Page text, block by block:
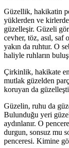
Güzellik, hakikatin
yüklerden ve
güzelleşir. Güzeli
cevher, töz, asıl, saf
yakın da ruhtur. O
haliyle ruhların
Çirkinlik, hakikate en
mutlak güzelden
koruyan da
Güzelin, ruhu da
Bulunduğu yeri
aydınlanır. O
durgun, sonsuz mu
penceresi. Kimine